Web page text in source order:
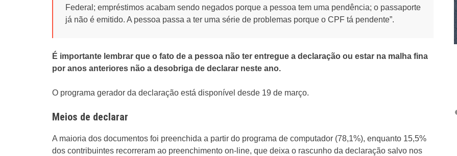
Federal; empréstimos acabam sendo negados porque a pessoa tem uma pendência; o passaporte
já não é emitido. A pessoa passa a ter uma série de problemas porque o CPF tá pendente”.
É importante lembrar que o fato de a pessoa não ter entregue a declaração ou estar na malha fina
por anos anteriores não a desobriga de declarar neste ano.
O programa gerador da declaração está disponível desde 19 de março.
Meios de declarar
A maioria dos documentos foi preenchida a partir do programa de computador (78,1%), enquanto 15,5%
dos contribuintes recorreram ao preenchimento on-line, que deixa o rascunho da declaração salvo nos